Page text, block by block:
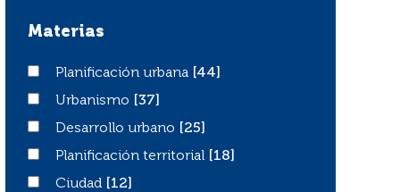
Materias
Planificación urbana
Planificación urbana
[44]
Urbanismo
Urbanismo
[37]
Desarrollo urbano
Desarrollo urbano
[25]
Planificación territorial
Planificación territorial
[18]
CiudadCiudad
[12]